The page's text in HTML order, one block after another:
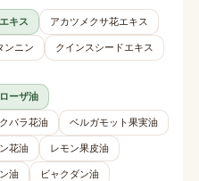
キス アカツメクサ花エキス
ンニン
クインスシードエキス
ーザ油
バラ花油 ベルガモット果実油
花油 レモン果皮油
油 ビャクダン油